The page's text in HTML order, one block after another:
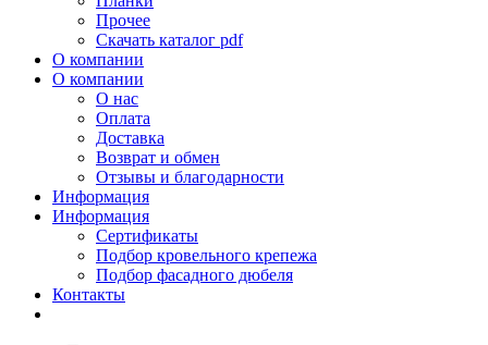
Прочее
Скачать каталог pdf
О компании
О компании
О нас
Оплата
Доставка
Возврат и обмен
Отзывы и благодарности
Информация
Информация
Сертификаты
Подбор кровельного крепежа
Подбор фасадного дюбеля
Контакты